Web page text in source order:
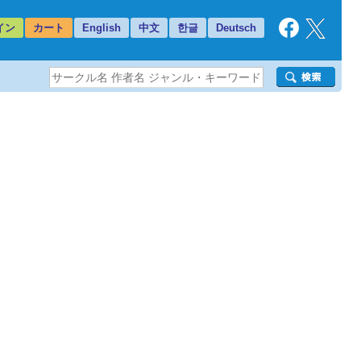
ン カート English 中文 한글 Deutsch